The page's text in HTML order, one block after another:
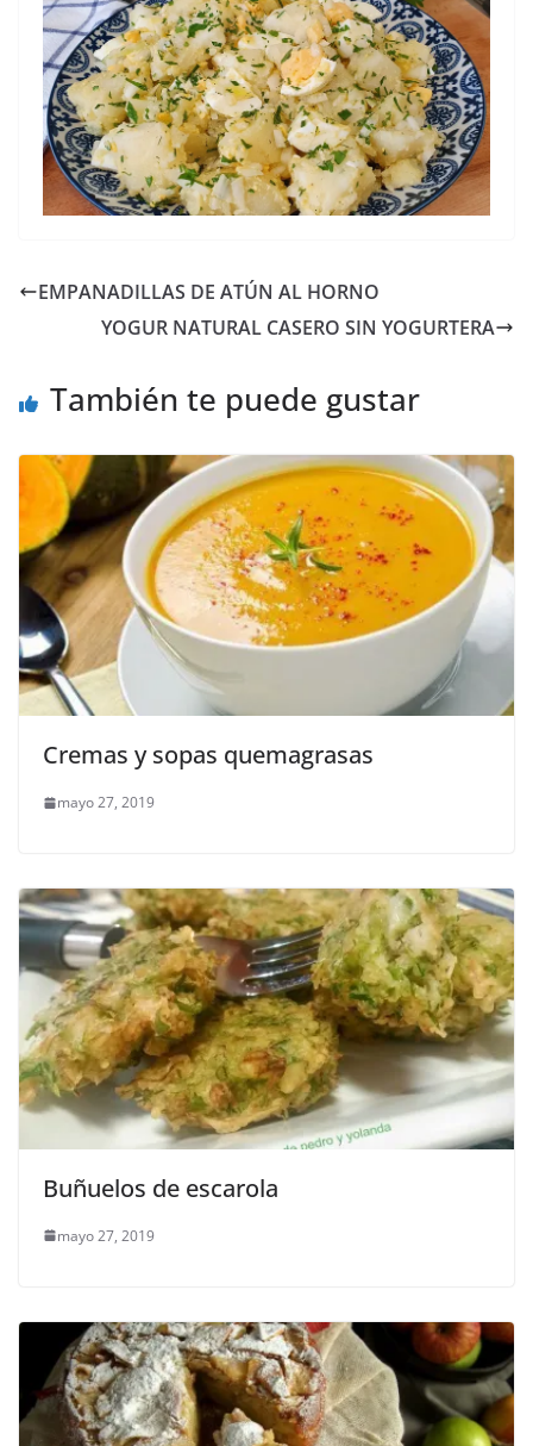
EMPANADILLAS DE ATÚN AL HORNO
YOGUR NATURAL CASERO SIN YOGURTERA
También te puede gustar
Cremas y sopas quemagrasas
mayo 27, 2019
Buñuelos de escarola
mayo 27, 2019